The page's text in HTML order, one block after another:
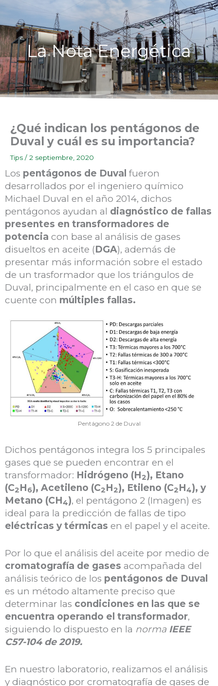
Ir
contenido
La Nota Energética
¿Qué indican los pentágonos de
Duval y cuál es su importancia?
Tips /2 septiembre, 2020
Los pentágonos de Duval fueron
desarrollados por el ingeniero químico
Michael Duval en el año 2014, dichos
pentágonos ayudan al diagnóstico de fallas
presentes en transformadores de
potencia con base al análisis de gases
disueltos en aceite (DGA), además de
presentar más información sobre el estado
de un trasformador que los triángulos de
Duval, principalmente en el caso en que se
cuente con múltiples fallas.
Pentágono 2 de Duval
Dichos pentágonos integra los 5 principales
gases que se pueden encontrar en el
transformador: Hidrógeno (H2), Etano
(C2H6), Acetileno (C2H2), Etileno (C2H4), y
Metano (CH4), el pentágono 2 (Imagen) es
ideal para la predicción de fallas de tipo
eléctricas y térmicas en el papel y el aceite.
Por lo que el análisis del aceite por medio de
cromatografía de gases acompañada del
análisis teórico de los pentágonos de Duval
es un método altamente preciso que
determinar las condiciones en las que se
encuentra operando el transformador,
siguiendo lo dispuesto en la norma IEEE
C57-104 de 2019.
En nuestro laboratorio, realizamos el análisis
y diagnóstico por cromatografía de gases de